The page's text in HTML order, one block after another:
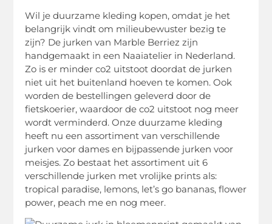
Wil je duurzame kleding kopen, omdat je het
belangrijk vindt om milieubewuster bezig te
zijn? De jurken van Marble Berriez zijn
handgemaakt in een Naaiatelier in Nederland.
Zo is er minder co2 uitstoot doordat de jurken
niet uit het buitenland hoeven te komen. Ook
worden de bestellingen geleverd door de
fietskoerier, waardoor de co2 uitstoot nog meer
wordt verminderd. Onze duurzame kleding
heeft nu een assortiment van verschillende
jurken voor dames en bijpassende jurken voor
meisjes. Zo bestaat het assortiment uit 6
verschillende jurken met vrolijke prints als:
tropical paradise, lemons, let’s go bananas, flower
power, peach me en nog meer.